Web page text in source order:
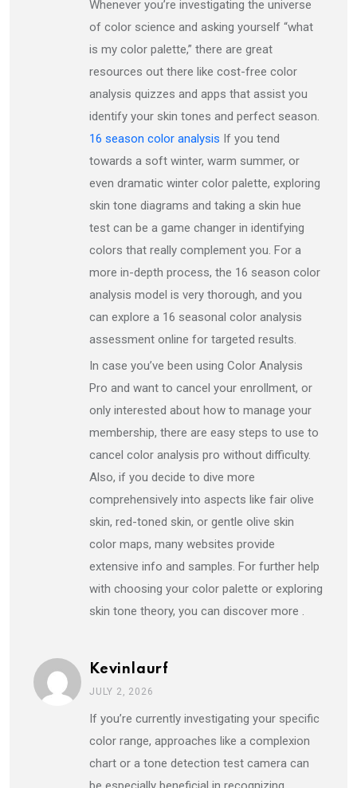
Whenever you’re investigating the universe
of color science and asking yourself “what
is my color palette,” there are great
resources out there like cost-free color
analysis quizzes and apps that assist you
identify your skin tones and perfect season.
16 season color analysis If you tend
towards a soft winter, warm summer, or
even dramatic winter color palette, exploring
skin tone diagrams and taking a skin hue
test can be a game changer in identifying
colors that really complement you. For a
more in-depth process, the 16 season color
analysis model is very thorough, and you
can explore a 16 seasonal color analysis
assessment online for targeted results.
In case you’ve been using Color Analysis
Pro and want to cancel your enrollment, or
only interested about how to manage your
membership, there are easy steps to use to
cancel color analysis pro without difficulty.
Also, if you decide to dive more
comprehensively into aspects like fair olive
skin, red-toned skin, or gentle olive skin
color maps, many websites provide
extensive info and samples. For further help
with choosing your color palette or exploring
skin tone theory, you can discover more .
Kevinlaurf
JULY 2, 2026
If you’re currently investigating your specific
color range, approaches like a complexion
chart or a tone detection test camera can